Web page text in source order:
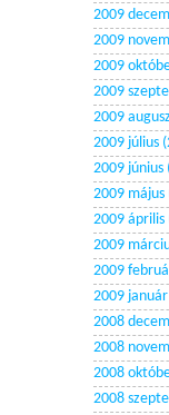
2009
2009
2009
2009
2009
2009 július
2009 június
2009 május
2009 április
2009
2009
2009
2008
2008
2008
2008